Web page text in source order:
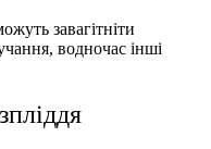
завагітніти
водночас інші